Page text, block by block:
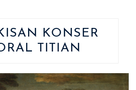
KONSER
TITIAN